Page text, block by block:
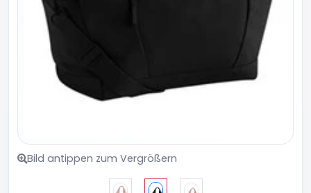
Bild antippen zum Vergrößern